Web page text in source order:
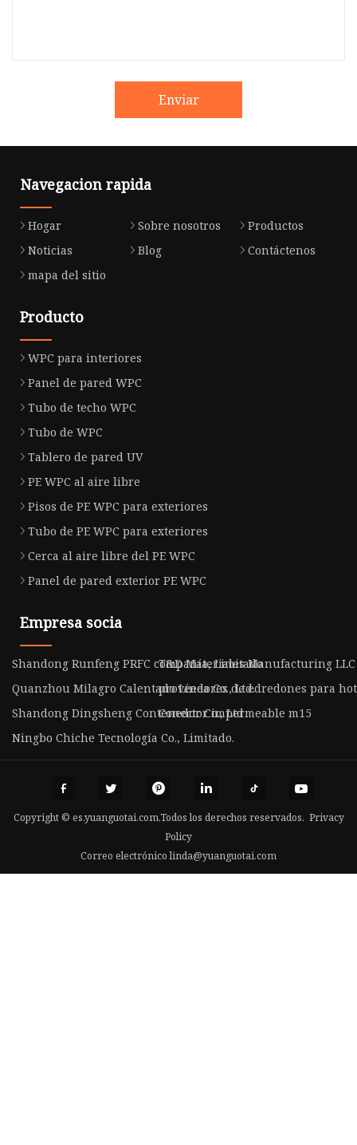
Enviar
Navegacion rapida
Hogar Sobre nosotros
Productos
Noticias
Blog
Contáctenos
mapa del sitio
Producto
WPC para interiores
Panel de pared WPC
Tubo de techo WPC
Tubo de WPC
Tablero de pared UV
PE WPC al aire libre
Pisos de PE WPC para exteriores
Tubo de PE WPC para exteriores
Cerca al aire libre del PE WPC
Panel de pared exterior PE WPC
Empresa socia
Shandong Runfeng PRFC compañía, Limitado
T&D Materiales Manufacturing LLC
Quanzhou Milagro Calentado Línea Co., Ltd.
proveedores de edredones para
Shandong Dingsheng Contenedor Co., Ltd
Conector impermeable m15
Ningbo Chiche Tecnología Co., Limitado.
Copyright © es.yuanguotai.com,Todos los derechos reservados. Privacy
Policy
Correo electrónicolinda@yuanguotai.com